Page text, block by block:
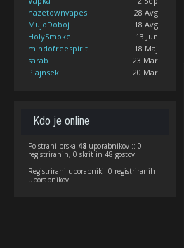
hazetownvapes
28 Avg
MujoDoboj
18 Avg
HolySmoke
13 Jun
mindofreespirit
18 Maj
sarab
23 Mar
Plajnsek
20 Mar
Kdo je online
Po strani brska 48 uporabnikov :: 0
registriranih, 0 skrit in 48 gostov
Registrirani uporabniki: 0 registriranih
uporabnikov